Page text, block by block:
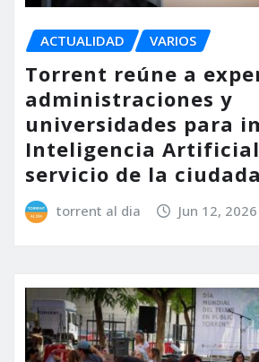
ACTUALIDAD VARIOS
Torrent reúne a
administraciones y
universidades para
Inteligencia
servicio de la
torrent al dia Jun 12, 2026